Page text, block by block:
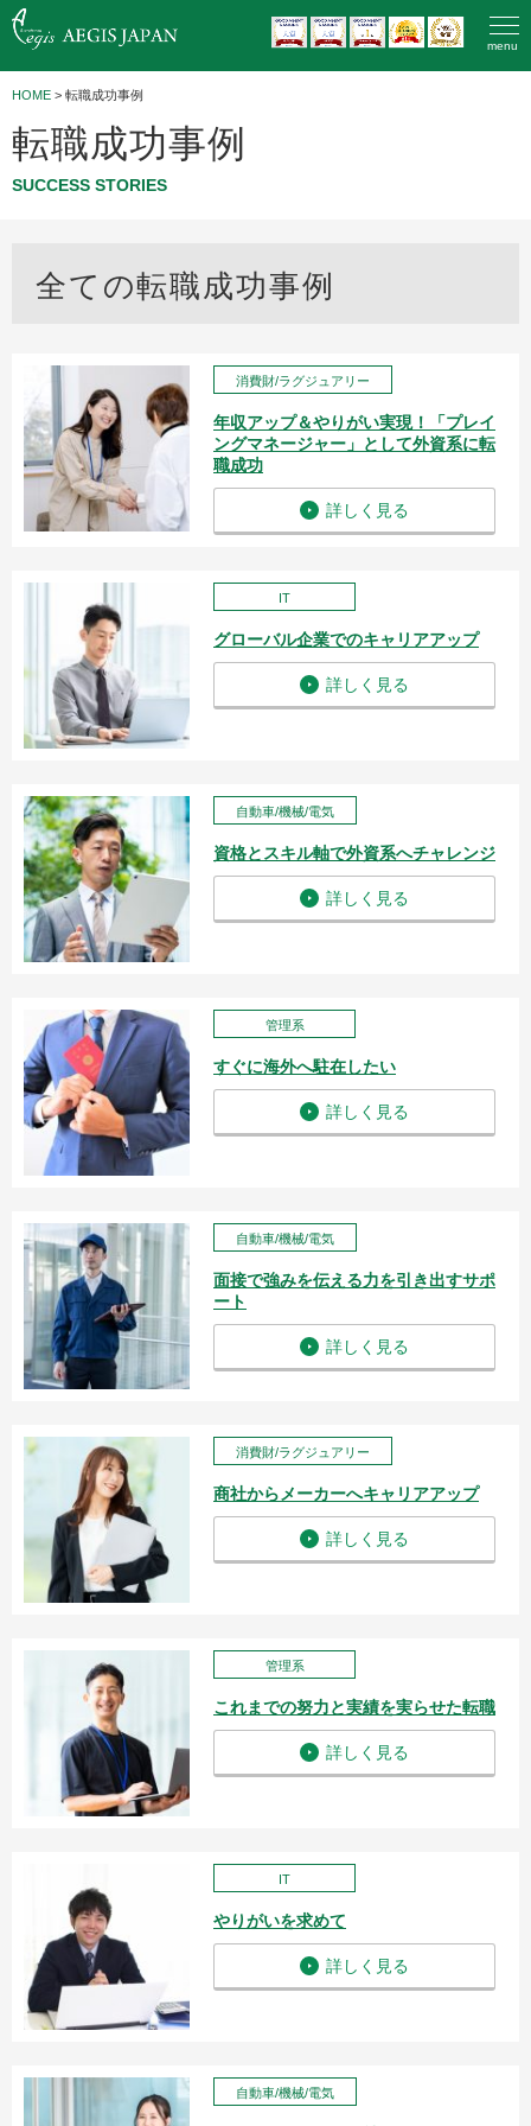
menu
HOME > 転職成功事例
転職成功事例
SUCCESS STORIES
全ての転職成功事例
消費財/ラグジュアリー
年収アップ＆やりがい実現！「プレイ
ングマネージャー」として外資系に転
職成功
詳しく見る
IT
グローバル企業でのキャリアアップ
詳しく見る
自動車/機械/電気
資格とスキル軸で外資系へチャレンジ
詳しく見る
管理系
すぐに海外へ駐在したい
詳しく見る
自動車/機械/電気
面接で強みを伝える力を引き出すサポ
ート
詳しく見る
消費財/ラグジュアリー
商社からメーカーへキャリアアップ
詳しく見る
管理系
これまでの努力と実績を実らせた転職
詳しく見る
IT
やりがいを求めて
詳しく見る
自動車/機械/電気